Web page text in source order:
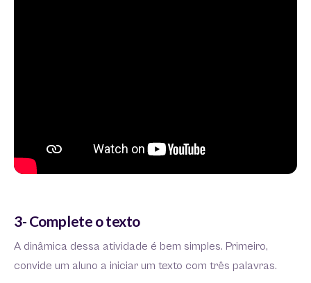
3- Complete o texto
A dinâmica dessa atividade é bem simples. Primeiro,
convide um aluno a iniciar um texto com três palavras.